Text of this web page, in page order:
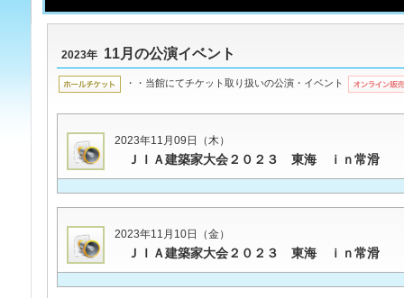
2023年 11月の公演イベント
・・当館にてチケット取り扱いの公演・イベント
2023年11月09日（木）
ＪＩＡ建築家大会２０２３ 東海 ｉｎ常滑
2023年11月10日（金）
ＪＩＡ建築家大会２０２３ 東海 ｉｎ常滑